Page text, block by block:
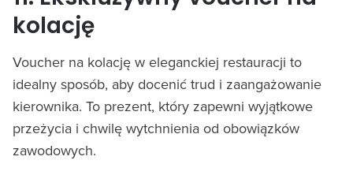
kolację
Voucher na kolację w eleganckiej restauracji to
idealny sposób, aby docenić trud i zaangażowanie
kierownika. To prezent, który zapewni wyjątkowe
przeżycia i chwilę wytchnienia od obowiązków
zawodowych.